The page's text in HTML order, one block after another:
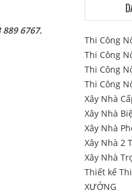
889 6767.
Thi Công
Thi Công
Thi Công
Thi Công
Xây Nhà
Xây Nhà
Xây Nhà
Xây Nhà 2
Xây Nhà
Thiết kế
XƯỞNG